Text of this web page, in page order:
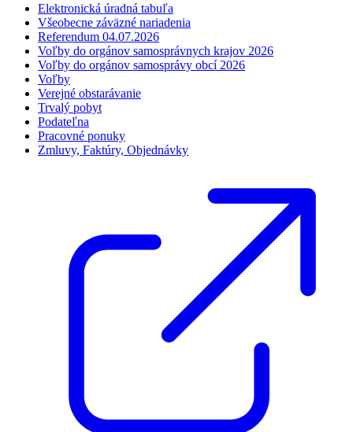
Elektronická úradná tabuľa
Všeobecne záväzné nariadenia
Referendum 04.07.2026
Voľby do orgánov samosprávnych krajov 2026
Voľby do orgánov samosprávy obcí 2026
Voľby
Verejné obstarávanie
Trvalý pobyt
Podateľna
Pracovné ponuky
Zmluvy, Faktúry, Objednávky